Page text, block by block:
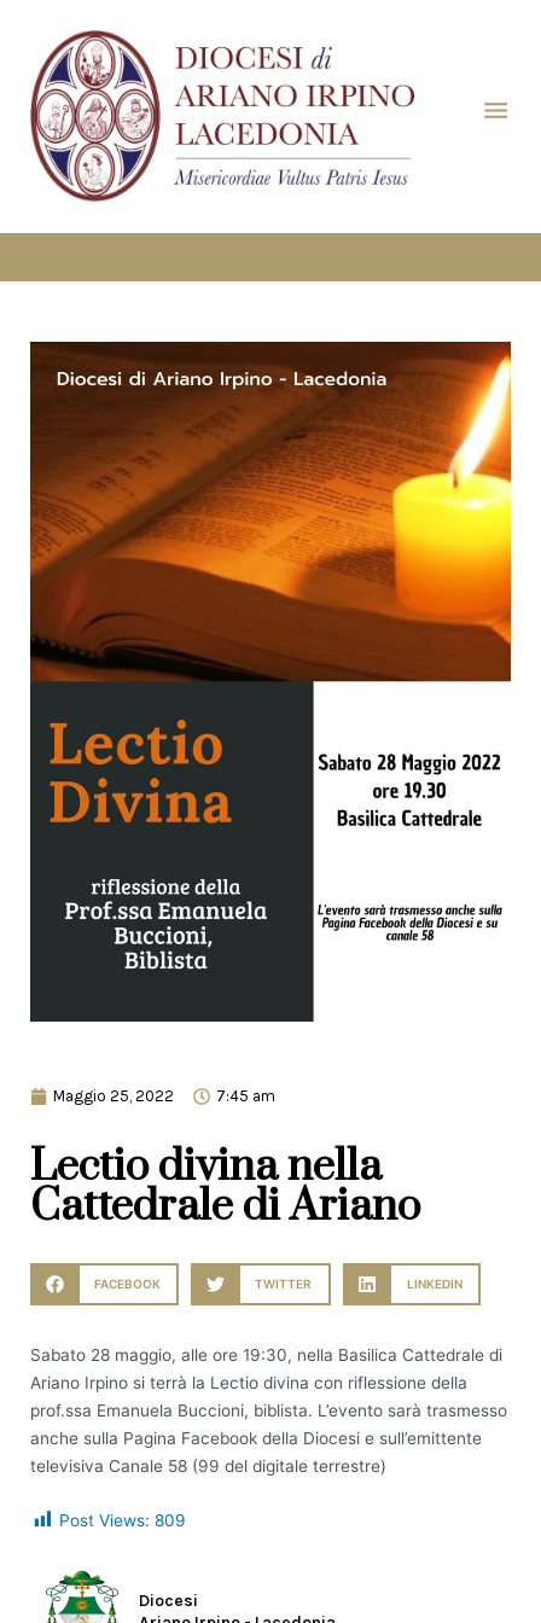
Maggio 25, 2022 7:45 am
Lectio divina nella
Cattedrale di Ariano
FACEBOOK TWITTER LINKEDIN
Sabato 28 maggio, alle ore 19:30, nella Basilica Cattedrale di
Ariano Irpino si terrà la Lectio divina con riflessione della
prof.ssa Emanuela Buccioni, biblista. L’evento sarà trasmesso
anche sulla Pagina Facebook della Diocesi e sull’emittente
televisiva Canale 58 (99 del digitale terrestre)
Post Views: 809
Diocesi